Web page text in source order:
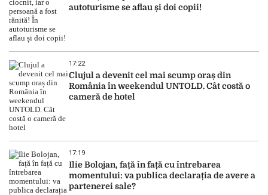
autoturisme se aflau și doi copii!
17:22
Clujul a devenit cel mai scump oraș din
România în weekendul UNTOLD. Cât costă o
cameră de hotel
17:19
Ilie Bolojan, față în față cu întrebarea
momentului: va publica declarația de avere a
partenerei sale?